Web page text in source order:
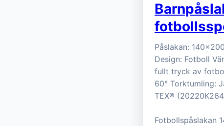
Påslakan:
Design: Fotboll
fullt tryck av
60° Torktumling:
TEX®
Fotbollspåslakan